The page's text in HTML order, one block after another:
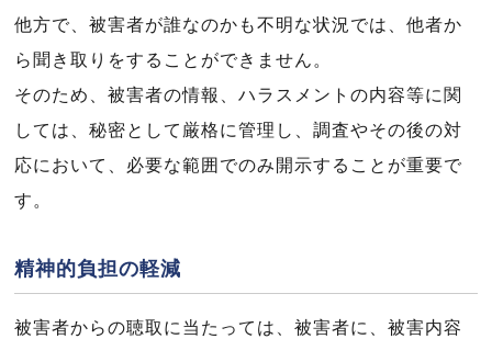
他方で、被害者が誰なのかも不明な状況では、他者か
ら聞き取りをすることができません。
そのため、被害者の情報、ハラスメントの内容等に関
しては、秘密として厳格に管理し、調査やその後の対
応において、必要な範囲でのみ開示することが重要で
す。
精神的負担の軽減
被害者からの聴取に当たっては、被害者に、被害内容